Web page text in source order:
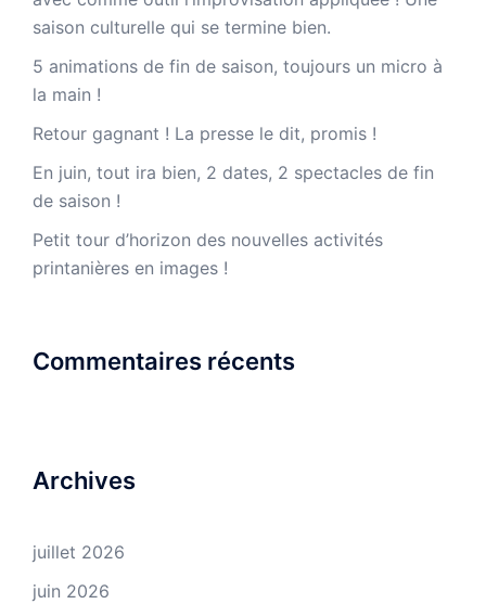
saison culturelle qui se termine bien.
5 animations de fin de saison, toujours un micro à
la main !
Retour gagnant ! La presse le dit, promis !
En juin, tout ira bien, 2 dates, 2 spectacles de fin
de saison !
Petit tour d’horizon des nouvelles activités
printanières en images !
Commentaires récents
Archives
juillet 2026
juin 2026